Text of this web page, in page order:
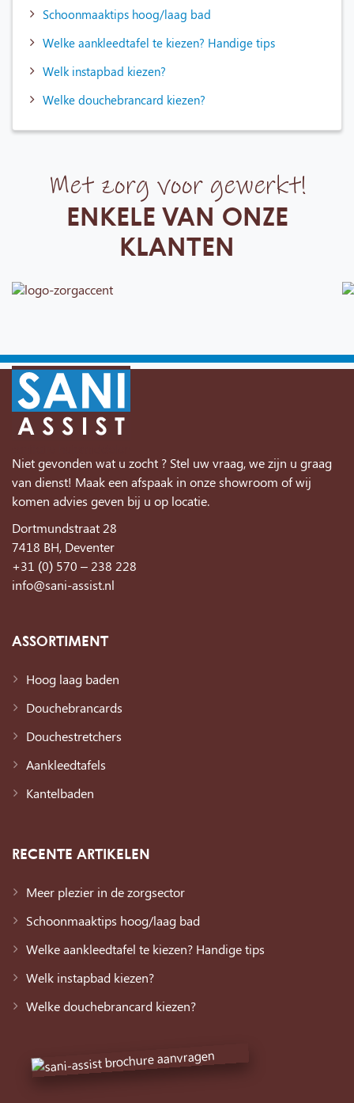
Schoonmaaktips hoog/laag bad
Welke aankleedtafel te kiezen? Handige tips
Welk instapbad kiezen?
Welke douchebrancard kiezen?
Met zorg voor gewerkt!
ENKELE VAN ONZE
KLANTEN
Niet gevonden wat u zocht ? Stel uw vraag, we zijn u graag
van dienst! Maak een afspaak in onze showroom of wij
komen advies geven bij u op locatie.
Dortmundstraat 28
7418 BH, Deventer
+31 (0) 570 – 238 228
info@sani-assist.nl
ASSORTIMENT
Hoog laag baden
Douchebrancards
Douchestretchers
Aankleedtafels
Kantelbaden
RECENTE ARTIKELEN
Meer plezier in de zorgsector
Schoonmaaktips hoog/laag bad
Welke aankleedtafel te kiezen? Handige tips
Welk instapbad kiezen?
Welke douchebrancard kiezen?